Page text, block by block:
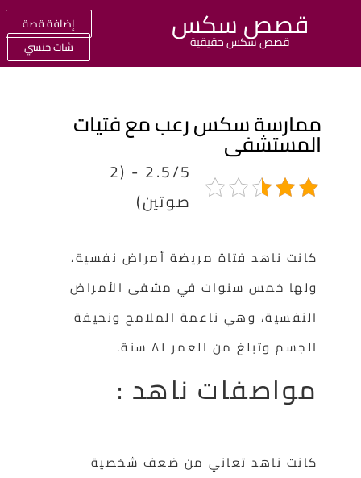
قصص سكس
قصص سكس حقيقية
إضافة قصة
شات جنسي
سكس رعب مع فتيات
2.5/5 - (2
صوتين)
كانت ناهد فتاة مريضة أمراض نفسية،
ولها خمس سنوات في مشفى الأمراض
النفسية، وهي ناعمة الملامح ونحيفة
الجسم وتبلغ من العمر ١٨ سنة.
مواصفات ناهد :
كانت ناهد تعاني من ضعف شخصية